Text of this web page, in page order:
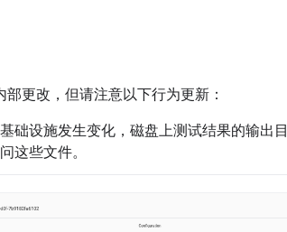
更改，但请注意以下行为更新：
基础设施发生变化，磁盘上测试结果的输出
这些文件。